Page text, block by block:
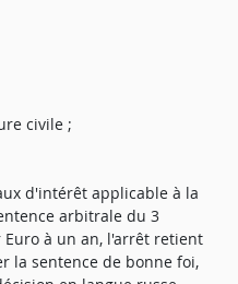
civile ;
d'intérêt applicable à la
arbitrale du 3
à un an, l'arrêt retient
la sentence de bonne foi,